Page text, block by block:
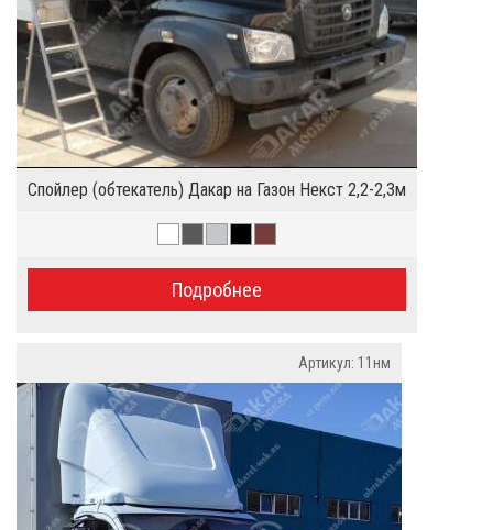
Спойлер (обтекатель) Дакар на Газон Некст 2,2-2,3м
Подробнее
Артикул: 11нм